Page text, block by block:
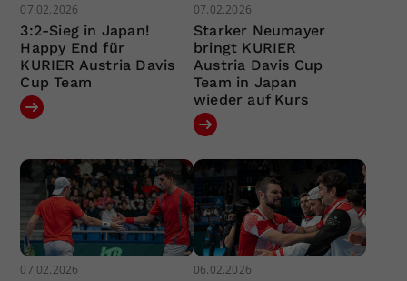
07.02.2026
3:2-Sieg in Japan!
Happy End für
KURIER Austria Davis
Cup Team
07.02.2026
Starker Neumayer
bringt KURIER
Austria Davis Cup
Team in Japan
wieder auf Kurs
07.02.2026 06.02.2026